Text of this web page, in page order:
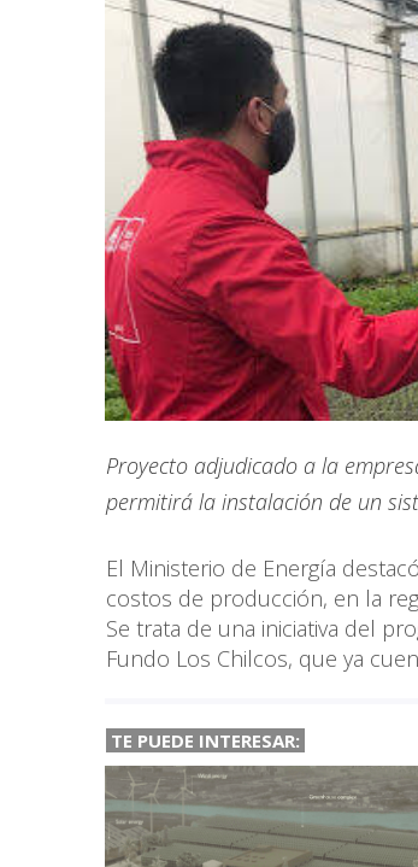
Proyecto adjudicado a la
permitirá la instalación de un
El Ministerio de Energía
costos de producción, en la
Se trata de una iniciativa del
Fundo Los Chilcos, que ya
TE PUEDE INTERESAR: